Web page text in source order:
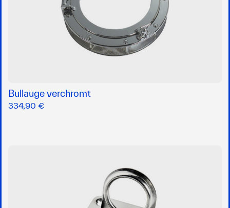
Bullauge verchromt
334,90 €